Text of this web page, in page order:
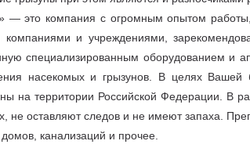
— это компания с огромным опытом
компаниями и учреждениями,
специализированным оборудованием и
насекомых и грызунов. В целях Вашей
на территории Российской Федерации. В
не оставляют следов и не имеют запаха.
домов, канализаций и прочее.